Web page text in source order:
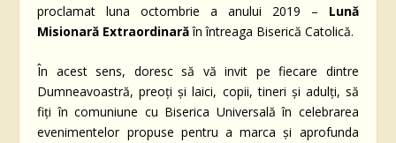
proclamat luna octombrie a anului 2019 – Lună
Misionară Extraordinarăîn întreaga Biserică Catolică.
În acest sens, doresc să vă invit pe fiecare dintre
Dumneavoastră, preoți și laici, copii, tineri și adulți, să
fiți în comuniune cu Biserica Universală în celebrarea
evenimentelor propuse pentru a marca și aprofunda